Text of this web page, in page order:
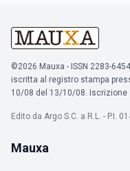
©2026 Mauxa - ISSN 2283-
iscritta al registro stampa
10/08 del 13/10/08. Iscrizione
Edito da Argo S.C. a R.L. - P.I.
Mauxa